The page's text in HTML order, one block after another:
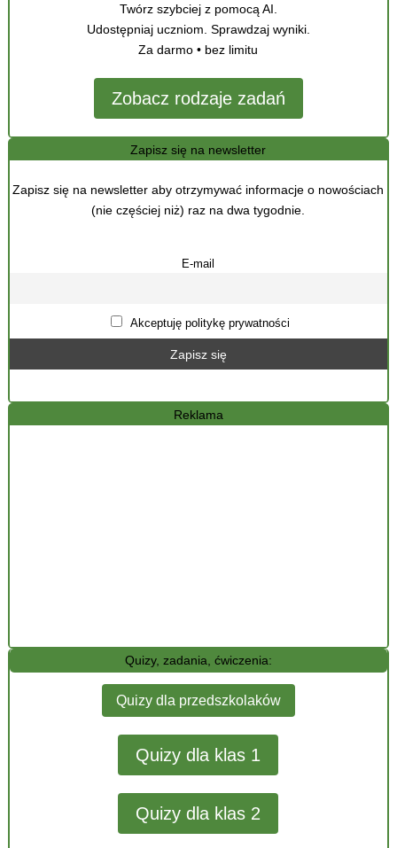
Twórz szybciej z pomocą AI.
Udostępniaj uczniom. Sprawdzaj wyniki.
Za darmo • bez limitu
Zobacz rodzaje zadań
Zapisz się na newsletter
Zapisz się na newsletter aby otrzymywać informacje o nowościach
(nie częściej niż) raz na dwa tygodnie.
E-mail
Akceptuję politykę prywatności
Reklama
Quizy, zadania, ćwiczenia:
Quizy dla przedszkolaków
Quizy dla klas 1
Quizy dla klas 2